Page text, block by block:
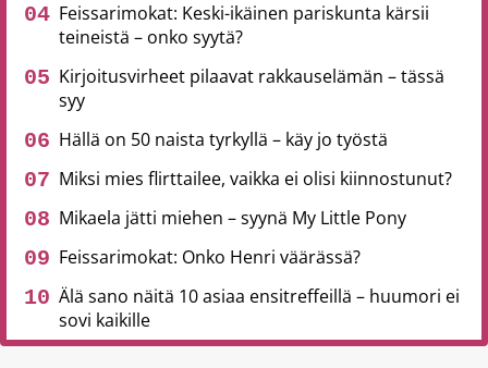
Feissarimokat: Keski-ikäinen pariskunta kärsii
teineistä – onko syytä?
Kirjoitusvirheet pilaavat rakkauselämän – tässä
syy
Hällä on 50 naista tyrkyllä – käy jo työstä
Miksi mies flirttailee, vaikka ei olisi kiinnostunut?
Mikaela jätti miehen – syynä My Little Pony
Feissarimokat: Onko Henri väärässä?
Älä sano näitä 10 asiaa ensitreffeillä – huumori ei
sovi kaikille